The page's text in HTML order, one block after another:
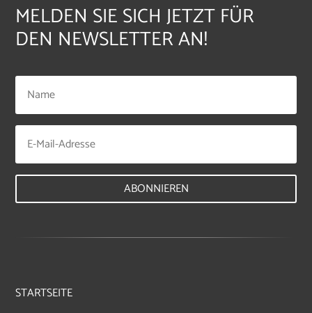
MELDEN SIE SICH JETZT FÜR
DEN NEWSLETTER AN!
ABONNIEREN
STARTSEITE